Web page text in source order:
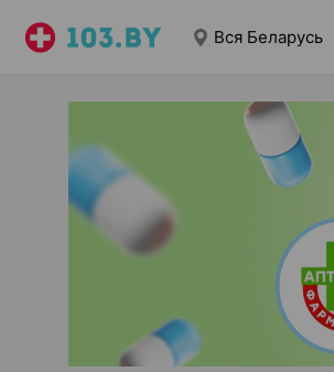
Вся Беларусь